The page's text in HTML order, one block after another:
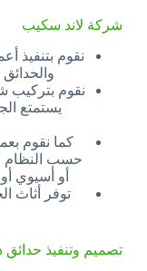
شركة لاند سكيب
نقوم بتنفيذ
نقوم بتركيب
يستمتع
كما نقوم
حسب النظام
أو أسيوي
توفر أثاث
تصميم وتنفيذ حدائق